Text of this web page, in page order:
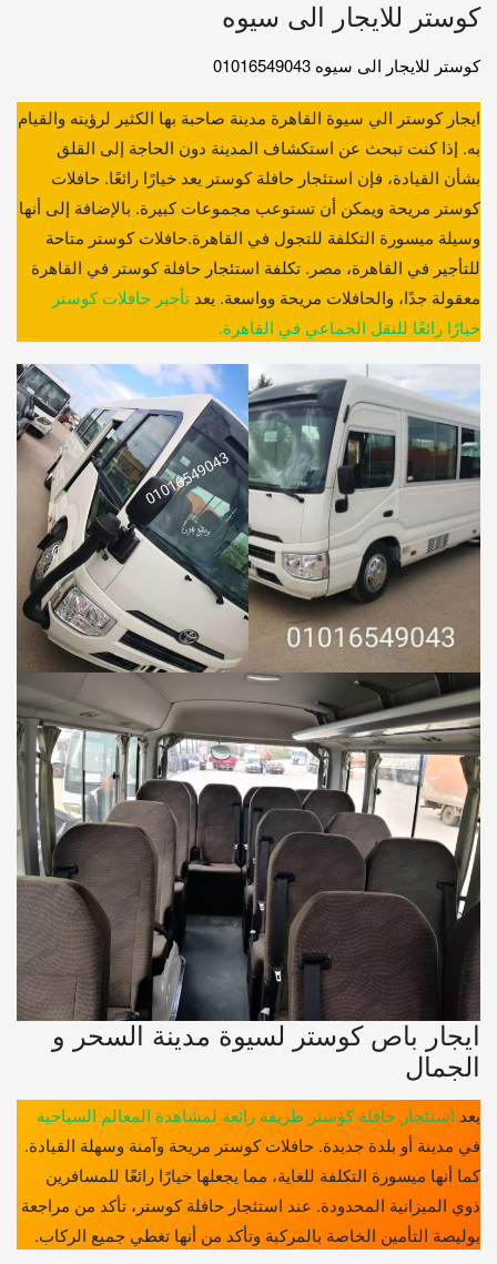
كوستر للايجار الى سيوه
كوستر للايجار الى سيوه 01016549043
ايجار كوستر الي سيوة القاهرة مدينة صاحبة بها الكثير لرؤيته والقيام
به. إذا كنت تبحث عن استكشاف المدينة دون الحاجة إلى القلق
بشأن القيادة، فإن استئجار حافلة كوستر يعد خيارًا رائعًا. حافلات
كوستر مريحة ويمكن أن تستوعب مجموعات كبيرة. بالإضافة إلى أنها
وسيلة ميسورة التكلفة للتجول في القاهرة.حافلات كوستر متاحة
للتأجير في القاهرة، مصر. تكلفة استئجار حافلة كوستر في القاهرة
معقولة جدًا، والحافلات مريحة وواسعة. يعد تأجير حافلات كوستر
خيارًا رائعًا للنقل الجماعي في القاهرة.
ايجار باص كوستر لسيوة مدينة السحر و
الجمال
يعد استئجار حافلة كوستر طريقة رائعة لمشاهدة المعالم السياحية
في مدينة أو بلدة جديدة. حافلات كوستر مريحة وآمنة وسهلة القيادة.
كما أنها ميسورة التكلفة للغاية، مما يجعلها خيارًا رائعًا للمسافرين
ذوي الميزانية المحدودة. عند استئجار حافلة كوستر، تأكد من مراجعة
بوليصة التأمين الخاصة بالمركبة وتأكد من أنها تغطي جميع الركاب.